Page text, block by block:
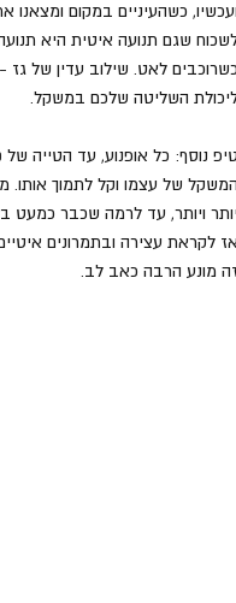
כשהעיניים במקום ומצאנו
שגם תנועה איטית היא
לאט. שילוב עדין של
השליטה שלכם במשקל.
של עצמו וקל לתמוך אותו.
ויותר, עד לרמה שכבר כמעט
לקראת עצירה ובתמרונים
מונע הרבה כאב לב.